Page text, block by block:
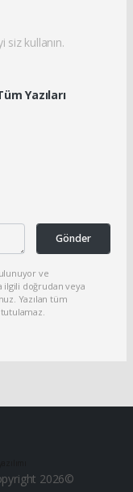
siz kullanın.
Yazıları
Gönder
ve
ilgili doğrudan veya
Yazılan tüm
2026©